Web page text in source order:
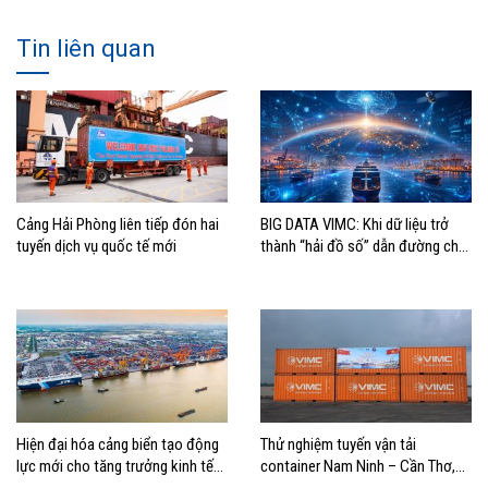
Tin liên quan
Cảng Hải Phòng liên tiếp đón hai
tuyến dịch vụ quốc tế mới
BIG DATA VIMC: Khi dữ liệu trở
thành “hải đồ số” dẫn đường cho
Hiện đại hóa cảng biển tạo động
lực mới cho tăng trưởng kinh tế
Thử nghiệm tuyến vận tải
container Nam Ninh – Cần Thơ,